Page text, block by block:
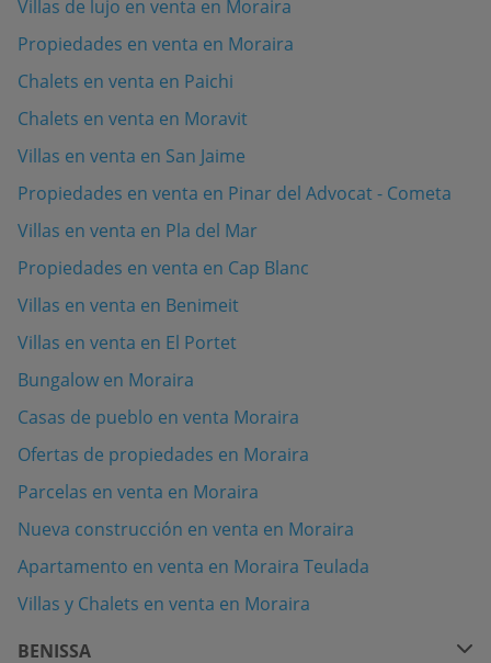
Villas de lujo en venta en Moraira
Propiedades en venta en Moraira
Chalets en venta en Paichi
Chalets en venta en Moravit
Villas en venta en San Jaime
Propiedades en venta en Pinar del Advocat - Cometa
Villas en venta en Pla del Mar
Propiedades en venta en Cap Blanc
Villas en venta en Benimeit
Villas en venta en El Portet
Bungalow en Moraira
Casas de pueblo en venta Moraira
Ofertas de propiedades en Moraira
Parcelas en venta en Moraira
Nueva construcción en venta en Moraira
Apartamento en venta en Moraira Teulada
Villas y Chalets en venta en Moraira
BENISSA